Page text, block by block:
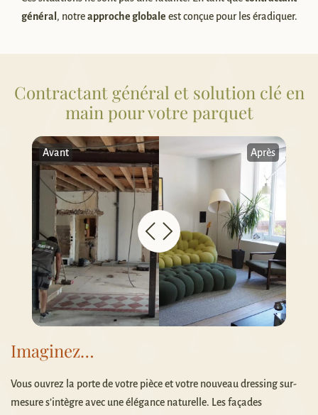
général , notreapproche globale est conçue pour les éradiquer.
Contractant général et solution clé en
main pour votre parquet
Après
Avant
Imaginez…
Vous ouvrez la porte de votre pièce et votre nouveau dressing sur-
mesure s’intègre avec une élégance naturelle. Les façades